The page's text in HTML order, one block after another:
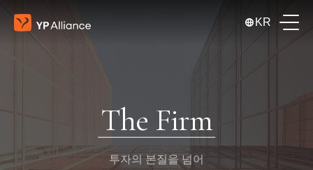
KR
The Firm
투자의 본질을 넘어